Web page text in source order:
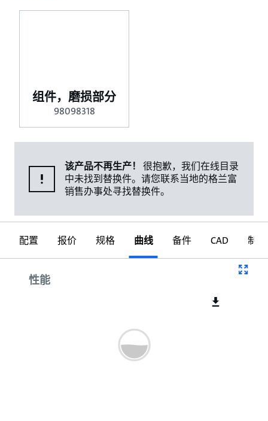
组件，磨损部分
98098318
该产品不再生产！
很抱歉，我们在线目录
中未找到替换件。请您联系当地的格兰富
销售办事处寻找替换件。
配置 报价 规格 曲线 备件 CAD 制图
性能